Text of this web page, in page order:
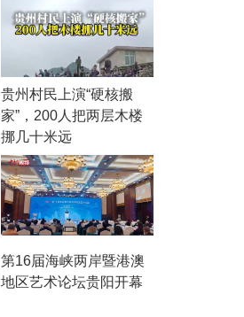
贵州村民上演“硬核搬
家”，200人把两层木楼
挪几十米远
第16届海峡两岸暨港澳
地区艺术论坛贵阳开幕